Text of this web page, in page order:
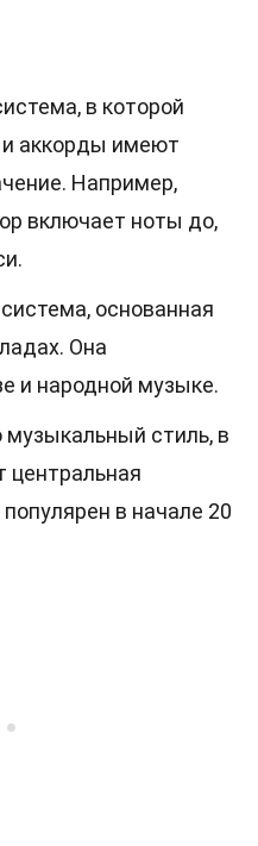
в которой
аккорды имеют
Например,
включает ноты до,
основанная
Она
и народной музыке.
музыкальный стиль, в
центральная
в начале 20